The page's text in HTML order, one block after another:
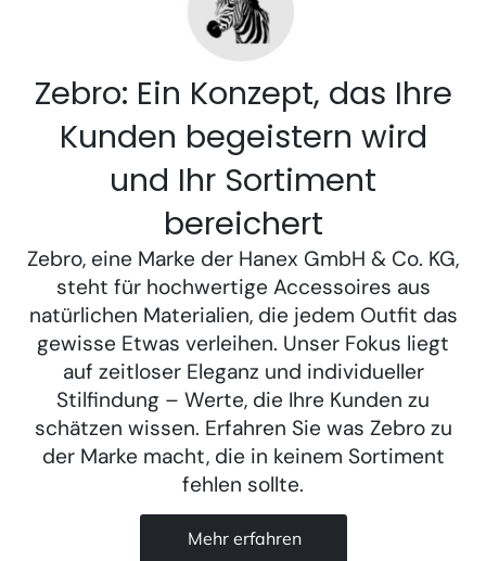
Zebro: Ein Konzept, das Ihre
Kunden begeistern wird
und Ihr Sortiment
bereichert
Zebro, eine Marke der Hanex GmbH & Co. KG,
steht für hochwertige Accessoires aus
natürlichen Materialien, die jedem Outfit das
gewisse Etwas verleihen. Unser Fokus liegt
auf zeitloser Eleganz und individueller
Stilfindung – Werte, die Ihre Kunden zu
schätzen wissen. Erfahren Sie was Zebro zu
der Marke macht, die in keinem Sortiment
fehlen sollte.
Mehr erfahren